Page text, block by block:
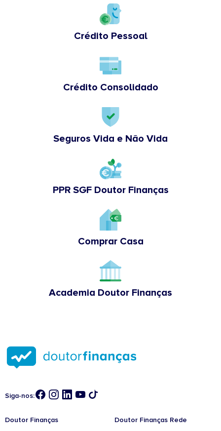
Crédito Pessoal
Crédito Consolidado
Seguros Vida e Não Vida
PPR SGF Doutor Finanças
Comprar Casa
Academia Doutor Finanças
Siga-nos:
Doutor Finanças Doutor Finanças Rede